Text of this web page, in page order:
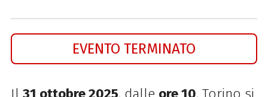
EVENTO TERMINATO
Il 31 ottobre 2025, dalle ore 10, Torino si